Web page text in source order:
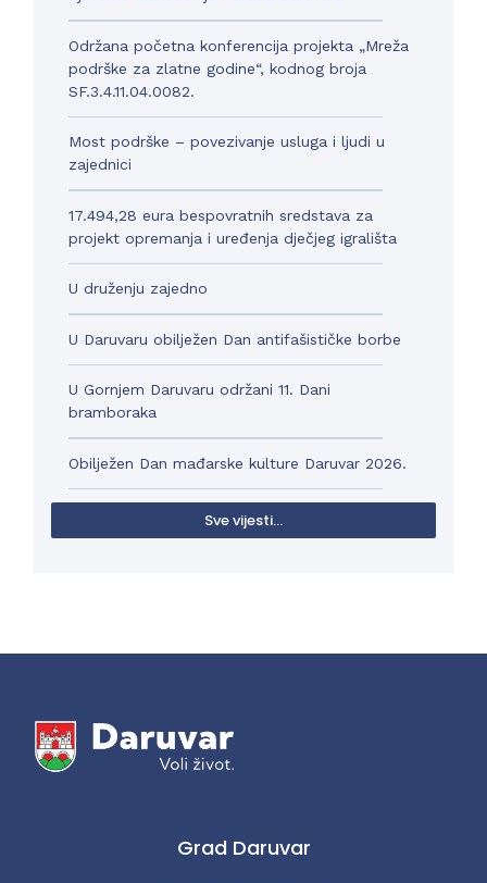
Održana početna konferencija projekta „Mreža
podrške za zlatne godine“, kodnog broja
SF.3.4.11.04.0082.
Most podrške – povezivanje usluga i ljudi u
zajednici
17.494,28 eura bespovratnih sredstava za
projekt opremanja i uređenja dječjeg igrališta
U druženju zajedno
U Daruvaru obilježen Dan antifašističke borbe
U Gornjem Daruvaru održani 11. Dani
bramboraka
Obilježen Dan mađarske kulture Daruvar 2026.
Sve vijesti...
Grad Daruvar